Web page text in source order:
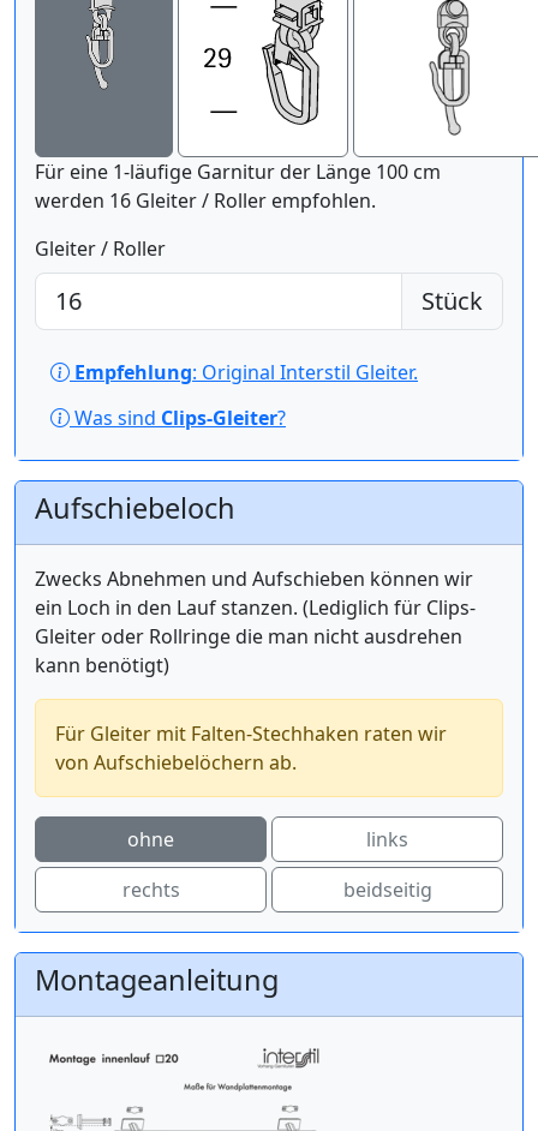
Für eine 1-läufige Garnitur der Länge 100 cm
werden 16 Gleiter / Roller empfohlen.
Gleiter / Roller
Stück
Empfehlung: Original Interstil Gleiter.
Was sind Clips-Gleiter?
Aufschiebeloch
Zwecks Abnehmen und Aufschieben können wir
ein Loch in den Lauf stanzen. (Lediglich für Clips-
Gleiter oder Rollringe die man nicht ausdrehen
kann benötigt)
Für Gleiter mit Falten-Stechhaken raten wir
von Aufschiebelöchern ab.
ohne
links
rechts
beidseitig
Montageanleitung